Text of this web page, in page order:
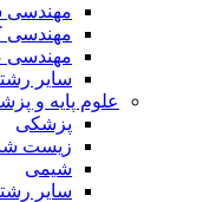
مهندسی
مهندسی
مهندسی
سایر رشته
علوم پایه و پزشکی
پزشکی
زیست
شیمی
سایر رشته